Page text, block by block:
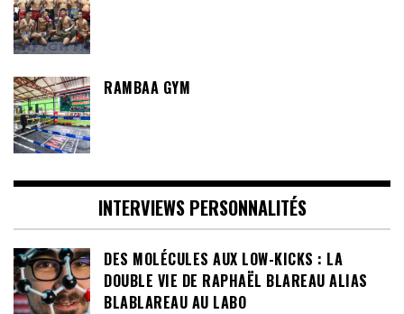
RAMBAA GYM
INTERVIEWS PERSONNALITÉS
DES MOLÉCULES AUX LOW-KICKS : LA
DOUBLE VIE DE RAPHAËL BLAREAU ALIAS
BLABLAREAU AU LABO